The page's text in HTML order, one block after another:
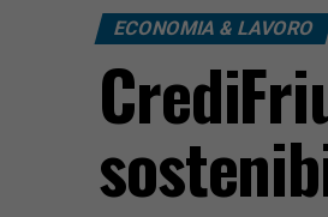
ECONOMIA & LAVORO